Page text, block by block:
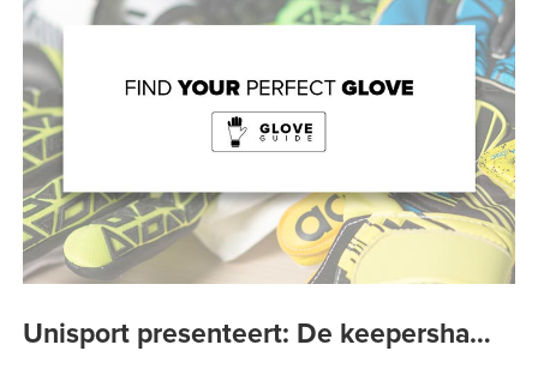
Unisport presenteert: De keepersha…